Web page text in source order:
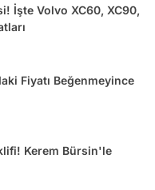
İşte Volvo XC60, XC90,
Fiyatı Beğenmeyince
Kerem Bürsin'le